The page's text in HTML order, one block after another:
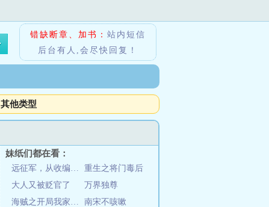
错缺断章、加书： 站内短信
后台有人,会尽快回复！
其他类型
妹纸们都在看：
远征军，从收编溃兵开始称霸南洋
重生之将门毒后
大人又被贬官了
万界独尊
海贼之开局我家没了
南宋不咳嗽